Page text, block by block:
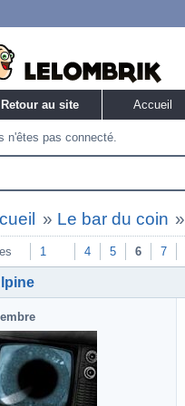
Retour au site Accueil
n'êtes pas connecté.
» Le bar du coin »
1 4 5 6 7